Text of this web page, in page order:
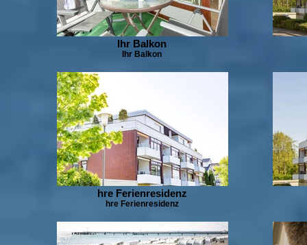
Ihr Balkon
Ihr Balkon
hre Ferienresidenz
hre Ferienresidenz